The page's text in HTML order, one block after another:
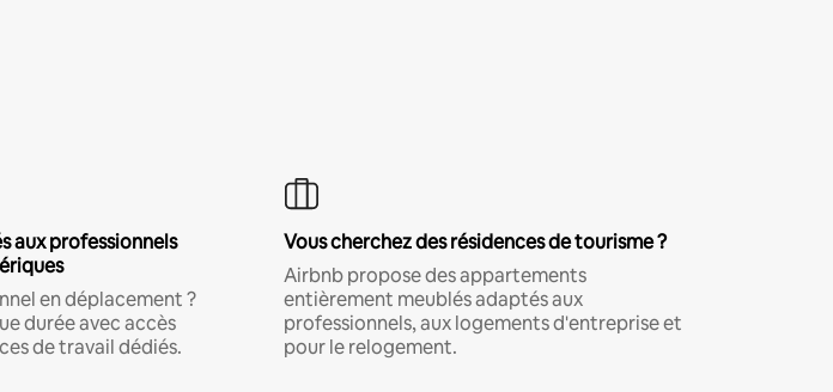
aux professionnels
en déplacement ?
durée avec accès
de travail dédiés.
Vous cherchez des résidences de tourisme ?
Airbnb propose des appartements
entièrement meublés adaptés aux
professionnels, aux logements d'entreprise et
pour le relogement.